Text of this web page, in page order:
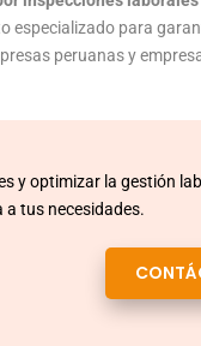
especializado para
peruanas y
y optimizar la gestión
tus necesidades.